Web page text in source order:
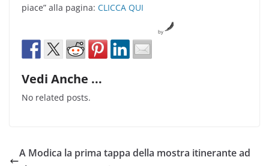
piace” alla pagina: CLICCA QUI
by
Vedi Anche ...
No related posts.
A Modica la prima tappa della mostra itinerante ad